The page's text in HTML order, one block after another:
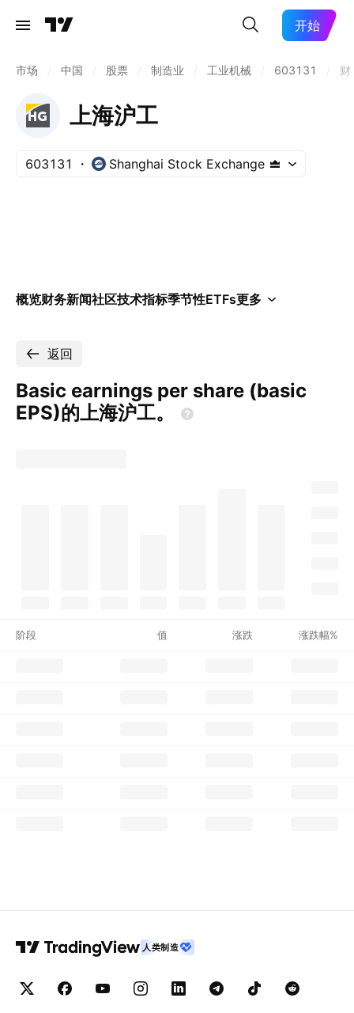
开始
市场 中国 股票 制造业 工业机械 603131 财
上海沪工
603131 Shanghai Stock Exchange
概览财务新闻社区技术指标季节性ETFs更多
返回
Basic earnings per share (basic
EPS)的上海沪工。
阶段 值 涨跌 涨跌幅%
人类制造